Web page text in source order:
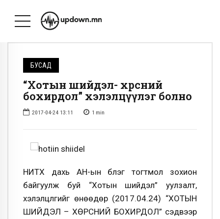
БУСАД
“Хотын шийдэл- хөрсний
бохирдол” хэлэлцүүлэг болно
2017-04-24 13:11 1 min
НИТХ дахь АН-ын бүлэг тогтмол зохион
байгуулж буй “Хотын шийдэл” уулзалт,
хэлэлцүүлгийг өнөөдөр (2017.04.24) “ХОТЫН
ШИЙДЭЛ – ХӨРСНИЙ БОХИРДОЛ” сэдвээр